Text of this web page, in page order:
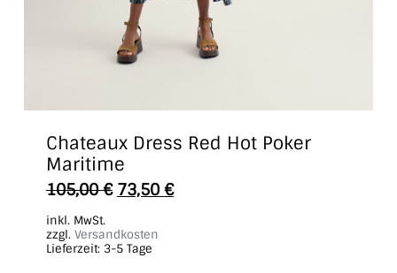
Chateaux Dress Red Hot Poker
Maritime
105,00€ 73,50 €Dieses
inkl. MwSt.
zzgl. Versandkosten
Lieferzeit: 3-5 Tage